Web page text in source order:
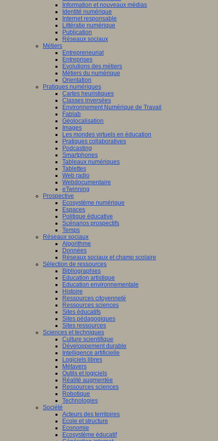
Information et nouveaux médias
Identité numérique
Internet responsable
Littératie numérique
Publication
Réseaux sociaux
Métiers
Entrepreneuriat
Entreprises
Evolutions des métiers
Métiers du numérique
Orientation
Pratiques numériques
Cartes heuristiques
Classes inversées
Environnement Numérique de Travail
Fablab
Géolocalisation
Images
Les mondes virtuels en éducation
Pratiques collaboratives
Podcasting
Smartphones
Tableaux numériques
Tablettes
Web radio
Webdocumentaire
eTwinning
Prospective
Ecosystème numérique
Espaces
Politique éducative
Scénarios prospectifs
Temps
Réseaux sociaux
Algorithme
Données
Réseaux sociaux et champ scolaire
Sélection de ressources
Bibliographies
Education artistique
Education environnementale
Histoire
Ressources citoyenneté
Ressources sciences
Sites éducatifs
Sites pédagogiques
Sites ressources
Sciences et techniques
Culture scientifique
Développement durable
Intelligence artificielle
Logiciels libres
Métavers
Outils et logiciels
Réalité augmentée
Ressources sciences
Robotique
Technologies
Société
Acteurs des territoires
Ecole et structure
Economie
Ecosystème éducatif